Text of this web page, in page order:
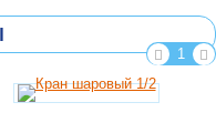
1